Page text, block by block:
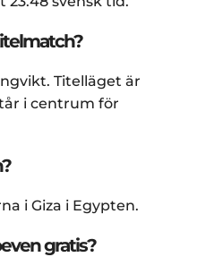
Titelläget är
i centrum för
i Giza i Egypten.
gratis?